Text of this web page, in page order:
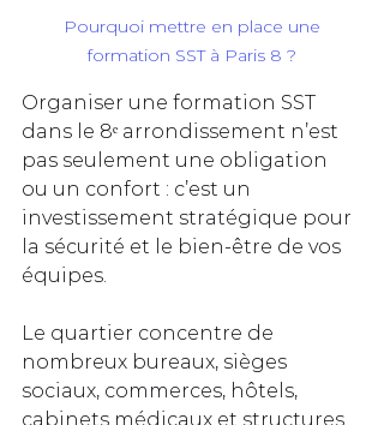
Pourquoi mettre en place une
formation SST à Paris 8 ?
Organiser une formation SST
dans le 8ᵉ arrondissement n’est
pas seulement une obligation
ou un confort : c’est un
investissement stratégique pour
la sécurité et le bien‑être de vos
équipes.
Le quartier concentre de
nombreux bureaux, sièges
sociaux, commerces, hôtels,
cabinets médicaux et structures